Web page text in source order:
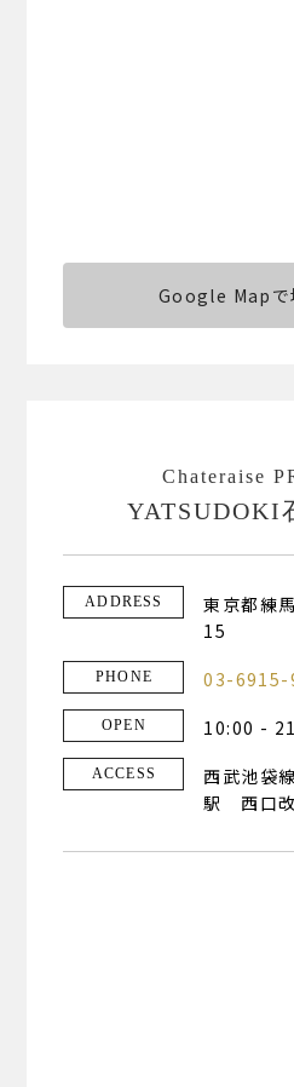
Google Mapで
Chateraise
YATSUDOKI
ADDRESS
東京都練
15
PHONE 03-6915-
OPEN 10:00 -
ACCESS
西武池袋
駅 西口改